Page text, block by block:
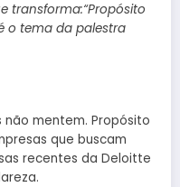
transforma:“Propósito
o tema da palestra
não mentem. Propósito
que buscam
recentes da Deloitte